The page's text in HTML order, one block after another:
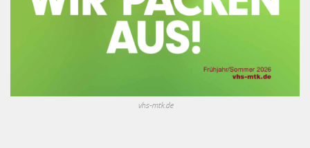
vhs-mtk.de